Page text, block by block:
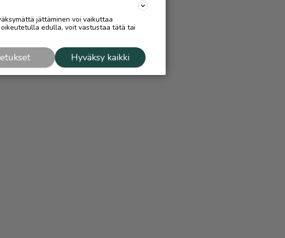
jättäminen voi vaikuttaa
edulla, voit vastustaa tätä tai
Hyväksy kaikki